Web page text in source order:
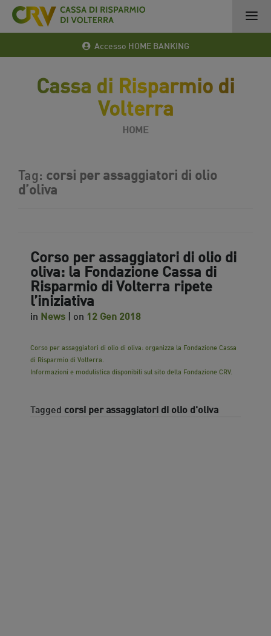
Accesso HOME BANKING
Cassa di Risparmio di
Volterra
HOME
Tag: corsi per assaggiatori di olio
d’oliva
Corso per assaggiatori di olio di
oliva: la Fondazione Cassa di
Risparmio di Volterra ripete
l’iniziativa
in News | on 12 Gen 2018
Corso per assaggiatori di olio di oliva: organizza la Fondazione Cassa
di Risparmio di Volterra.
Informazioni e modulistica disponibili sul sito della Fondazione CRV.
Tagged corsi per assaggiatori di olio d'oliva